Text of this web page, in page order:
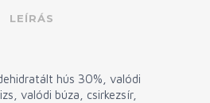
LEÍRÁS
hús 30%, valódi
valódi búza, csirkezsír,